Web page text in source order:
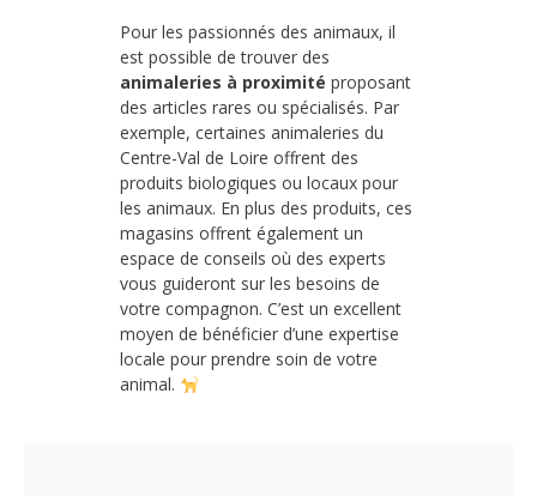
Pour les passionnés des animaux, il
est possible de trouver des
animaleries à proximité proposant
des articles rares ou spécialisés. Par
exemple, certaines animaleries du
Centre-Val de Loire offrent des
produits biologiques ou locaux pour
les animaux. En plus des produits, ces
magasins offrent également un
espace de conseils où des experts
vous guideront sur les besoins de
votre compagnon. C’est un excellent
moyen de bénéficier d’une expertise
locale pour prendre soin de votre
animal.